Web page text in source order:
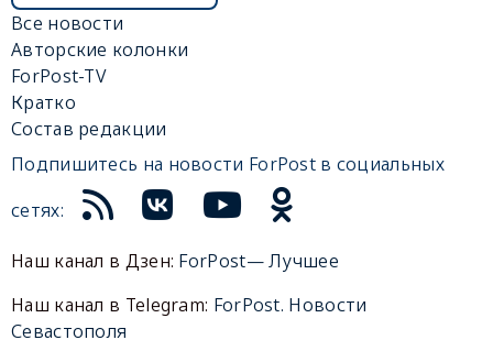
Все новости
Авторские колонки
ForPost-TV
Кратко
Состав редакции
Подпишитесь на новости ForPost в социальных
сетях:
Наш канал в Дзен: ForPost— Лучшее
Наш канал в Telegram: ForPost. Новости
Севастополя